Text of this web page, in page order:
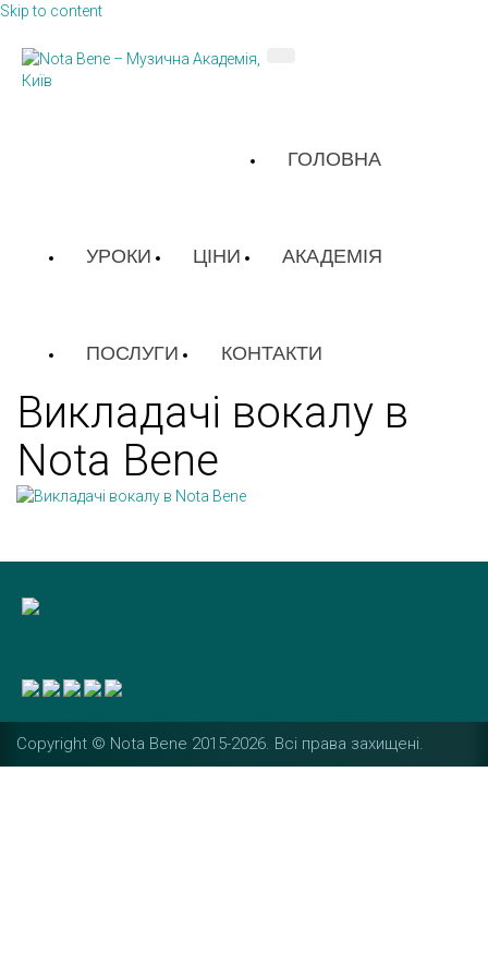
Skip to content
ГОЛОВНА
УРОКИ ЦІНИ АКАДЕМІЯ
ПОСЛУГИ КОНТАКТИ
Викладачі вокалу в
Nota Bene
Copyright © Nota Bene 2015-2026. Вcі права захищені.